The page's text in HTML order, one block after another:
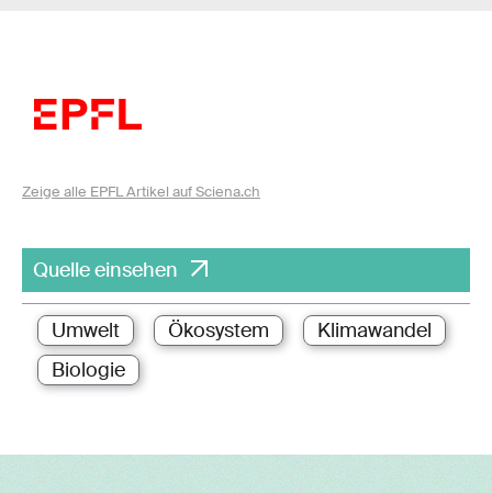
Zeige alle EPFL Artikel auf Sciena.ch
Quelle einsehen
Umwelt Ökosystem
Klimawandel
Biologie